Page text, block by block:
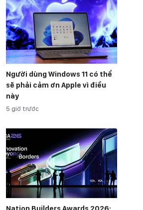
Người dùng Windows 11 có thể
sẽ phải cảm ơn Apple vì điều
này
5 giờ trước